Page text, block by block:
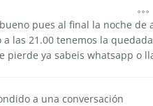
pues al final la noche de
a las 21.00 tenemos la
pierde ya sabeis whatsapp o
a una conversación